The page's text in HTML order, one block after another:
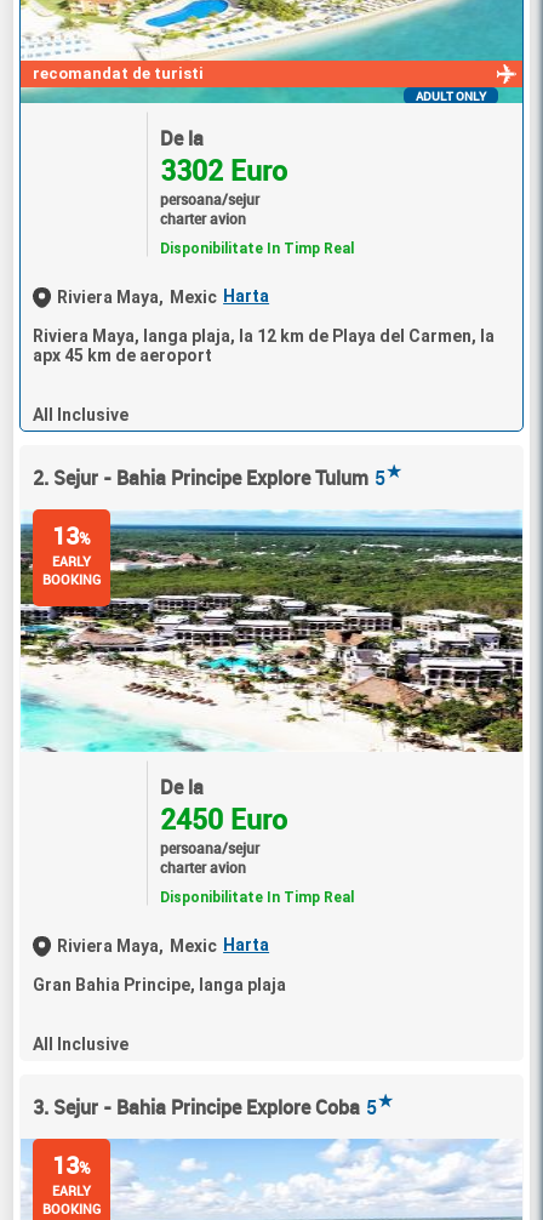
recomandat de turisti
ADULT ONLY
De la
3302 Euro
persoana/sejur
charter avion
Disponibilitate In Timp Real
Riviera Maya, Mexic Harta
Riviera Maya, langa plaja, la 12 km de Playa del Carmen, la
apx 45 km de aeroport
All Inclusive
2. Sejur - Bahia Principe Explore Tulum 5★
13%
EARLY
BOOKING
De la
2450 Euro
persoana/sejur
charter avion
Disponibilitate In Timp Real
Riviera Maya, Mexic Harta
Gran Bahia Principe, langa plaja
All Inclusive
3. Sejur - Bahia Principe Explore Coba 5★
13%
EARLY
BOOKING